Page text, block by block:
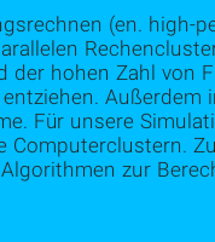
(en. high-
der hohen Zahl von
Für unsere
Computerclustern.
zur